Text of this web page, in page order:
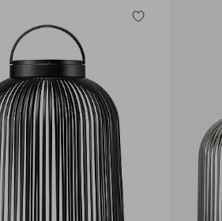
Lisää